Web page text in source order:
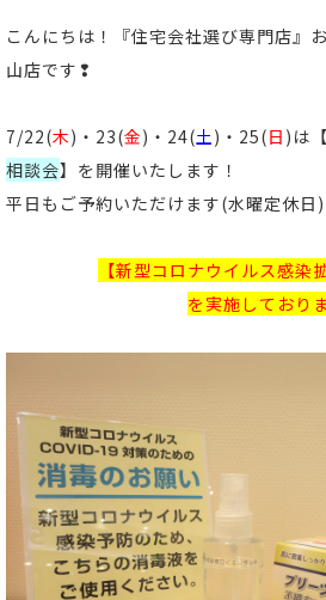
こんにちは！
『住宅会社選び専門店』
山店です ❢
7/22(木)・23(金)・24(土)・25(日 )は【
相談会】 を開催いたします！
平日もご予約いただけます(水曜定休日)
【新型コロナウイルス感染
を実施しており